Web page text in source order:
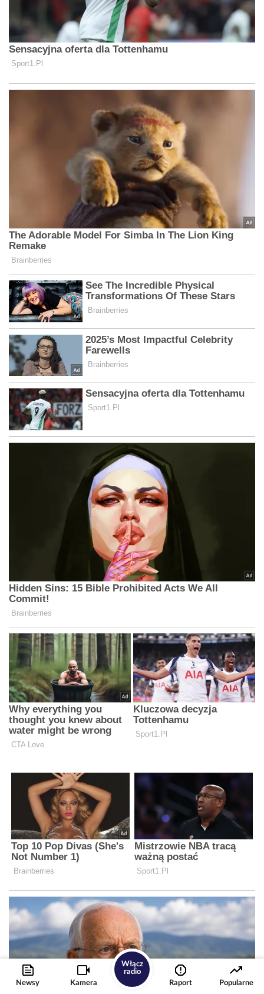
Newsy Kamera
Włącz
radio
Raport
Popularne